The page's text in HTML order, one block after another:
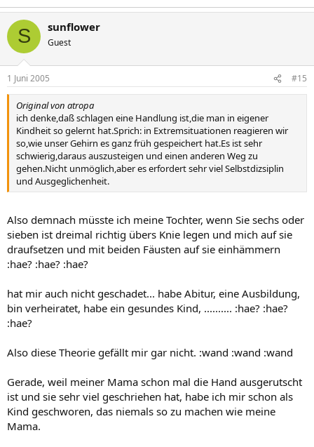
S sunflower
Guest
1 Juni 2005 #15
Original von atropa
ich denke,daß schlagen eine Handlung ist,die man in eigener
Kindheit so gelernt hat.Sprich: in Extremsituationen reagieren wir
so,wie unser Gehirn es ganz früh gespeichert hat.Es ist sehr
schwierig,daraus auszusteigen und einen anderen Weg zu
gehen.Nicht unmöglich,aber es erfordert sehr viel Selbstdizsiplin
und Ausgeglichenheit.
Also demnach müsste ich meine Tochter, wenn Sie sechs oder
sieben ist dreimal richtig übers Knie legen und mich auf sie
draufsetzen und mit beiden Fäusten auf sie einhämmern
:hae? :hae? :hae?
hat mir auch nicht geschadet... habe Abitur, eine Ausbildung,
bin verheiratet, habe ein gesundes Kind, .......... :hae? :hae?
:hae?
Also diese Theorie gefällt mir gar nicht. :wand :wand :wand
Gerade, weil meiner Mama schon mal die Hand ausgerutscht
ist und sie sehr viel geschriehen hat, habe ich mir schon als
Kind geschworen, das niemals so zu machen wie meine
Mama.